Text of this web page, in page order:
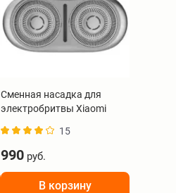
Сменная насадка для
электробритвы Xiaomi
серебристый BHR9534GL
15
990 руб.
В корзину